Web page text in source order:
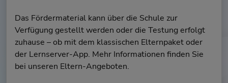
Das Fördermaterial kann über die Schule zur
Verfügung gestellt werden oder die Testung erfolgt
zuhause – ob mit dem klassischen Elternpaket oder
der Lernserver-App. Mehr Informationen finden Sie
bei unseren Eltern-Angeboten.